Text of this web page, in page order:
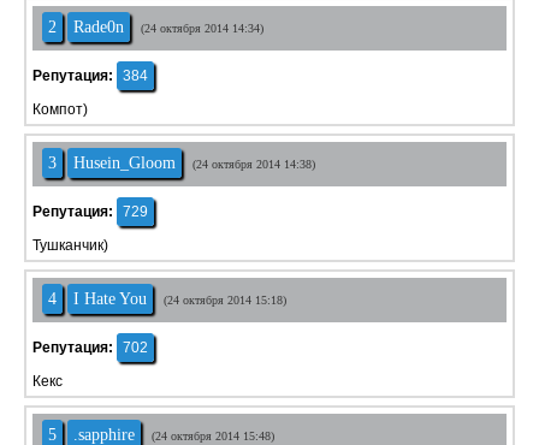
2 Rade0n (24 октября 2014 14:34)
Репутация:
384
Компот)
3 Husein_Gloom (24 октября 2014 14:38)
Репутация:
729
Тушканчик)
4 I Hate You (24 октября 2014 15:18)
Репутация:
702
Кекс
5 .sapphire (24 октября 2014 15:48)